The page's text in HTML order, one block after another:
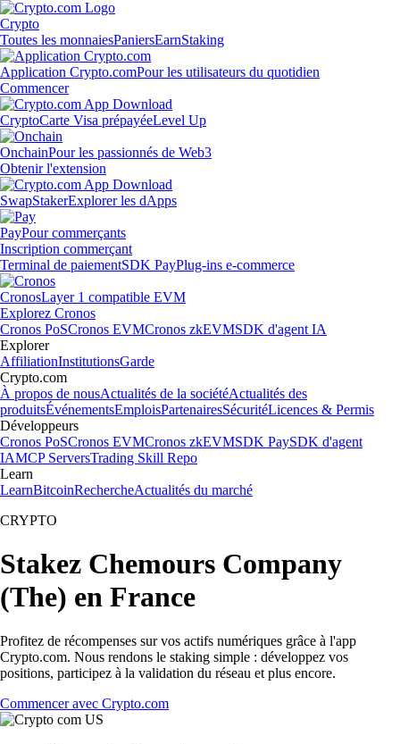
Crypto
Toutes les monnaiesPaniersEarnStaking
Application Crypto.comPour les utilisateurs du quotidien
Commencer
CryptoCarte Visa prépayéeLevel Up
OnchainPour les passionnés de Web3
Obtenir l'extension
SwapStakerExplorer les dApps
PayPour commerçants
Inscription commerçant
Terminal de paiementSDK PayPlug-ins e-commerce
CronosLayer 1 compatible EVM
Explorez Cronos
Cronos PoSCronos EVMCronos zkEVMSDK d'agent IA
Explorer
AffiliationInstitutionsGarde
Crypto.com
À propos de nousActualités de la sociétéActualités des
produitsÉvénementsEmploisPartenairesSécuritéLicences & Permis
Développeurs
Cronos PoSCronos EVMCronos zkEVMSDK PaySDK d'agent
IAMCP ServersTrading Skill Repo
Learn
LearnBitcoinRechercheActualités du marché
CRYPTO
Stakez Chemours Company
(The) en France
Profitez de récompenses sur vos actifs numériques grâce à l'app
Crypto.com. Nous rendons le staking simple : développez vos
positions, participez à la validation du réseau et plus encore.
Commencer avec Crypto.com